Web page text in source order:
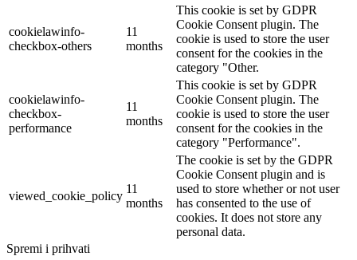
cookielawinfo-
checkbox-others
11
months
This cookie is set by GDPR
Cookie Consent plugin. The
cookie is used to store the user
consent for the cookies in the
category "Other.
cookielawinfo-
checkbox-
performance
11
months
This cookie is set by GDPR
Cookie Consent plugin. The
cookie is used to store the user
consent for the cookies in the
category "Performance".
viewed_cookie_policy
11
months
The cookie is set by the GDPR
Cookie Consent plugin and is
used to store whether or not user
has consented to the use of
cookies. It does not store any
personal data.
Spremi i prihvati